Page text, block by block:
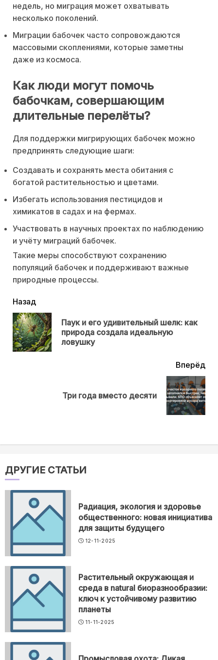
недель, но миграция может охватывать
несколько поколений.
Миграции бабочек часто сопровождаются
массовыми скоплениями, которые заметны
даже из космоса.
Как люди могут помочь
бабочкам, совершающим
длительные перелёты?
Для поддержки мигрирующих бабочек можно
предпринять следующие шаги:
Создавать и сохранять места обитания с
богатой растительностью и цветами.
Избегать использования пестицидов и
химикатов в садах и на фермах.
Участвовать в научных проектах по наблюдению
и учёту миграций бабочек.
Такие меры способствуют сохранению
популяций бабочек и поддерживают важные
природные процессы.
читать
еще
Назад
Паук и его удивительный шелк: как
природа создала идеальную
ловушку
Вперёд
Три года вместо десяти
ДРУГИЕ СТАТЬИ
Радиация, экология и здоровье
общественного: новая инициатива
для защиты будущего
12-11-2025
Растительный окружающая и
среда в natural биоразнообразии:
ключ к устойчивому развитию
планеты
11-11-2025